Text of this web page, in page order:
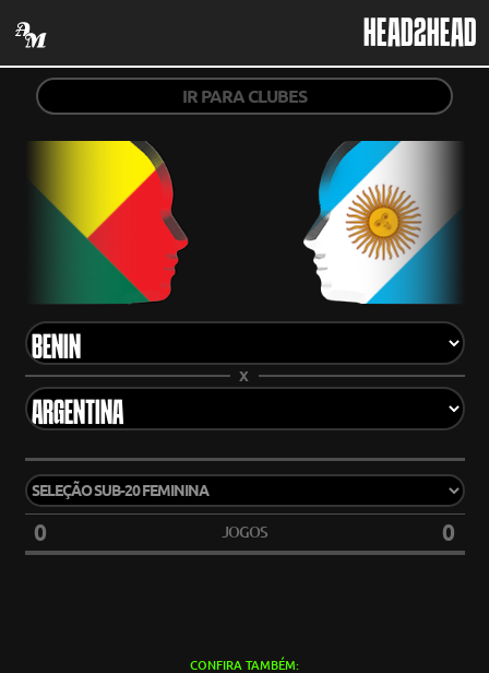
HEAD2HEAD
IR PARA CLUBES
X
0 JOGOS 0
CONFIRA TAMBÉM: